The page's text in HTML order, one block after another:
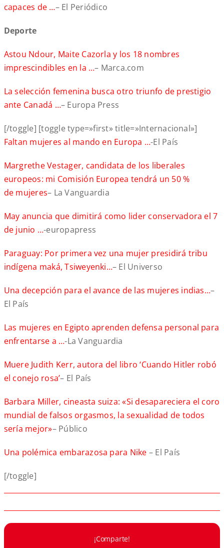
capaces de …– El Periódico
Deporte
Astou Ndour, Maite Cazorla y los 18 nombres
imprescindibles en la …– Marca.com
La selección femenina busca otro triunfo de prestigio
ante Canadá …– Europa Press
[/toggle] [toggle type=»first» title=»Internacional»]
Faltan mujeres al mando en Europa …-El País
Margrethe Vestager, candidata de los liberales
europeos: mi Comisión Europea tendrá un 50 %
de mujeres– La Vanguardia
May anuncia que dimitirá como lider conservadora el 7
de junio …-europapress
Paraguay: Por primera vez una mujer presidirá tribu
indígena maká, Tsiweyenki…– El Universo
Una decepción para el avance de las mujeres indias…–
El País
Las mujeres en Egipto aprenden defensa personal para
enfrentarse a …-La Vanguardia
Muere Judith Kerr, autora del libro ‘Cuando Hitler robó
el conejo rosa’– El País
Barbara Miller, cineasta suiza: «Si desapareciera el coro
mundial de falsos orgasmos, la sexualidad de todos
sería mejor»– Público
Una polémica embarazosa para Nike – El País
[/toggle]
¡Comparte!